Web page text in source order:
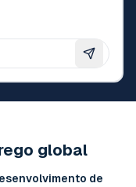
global
de